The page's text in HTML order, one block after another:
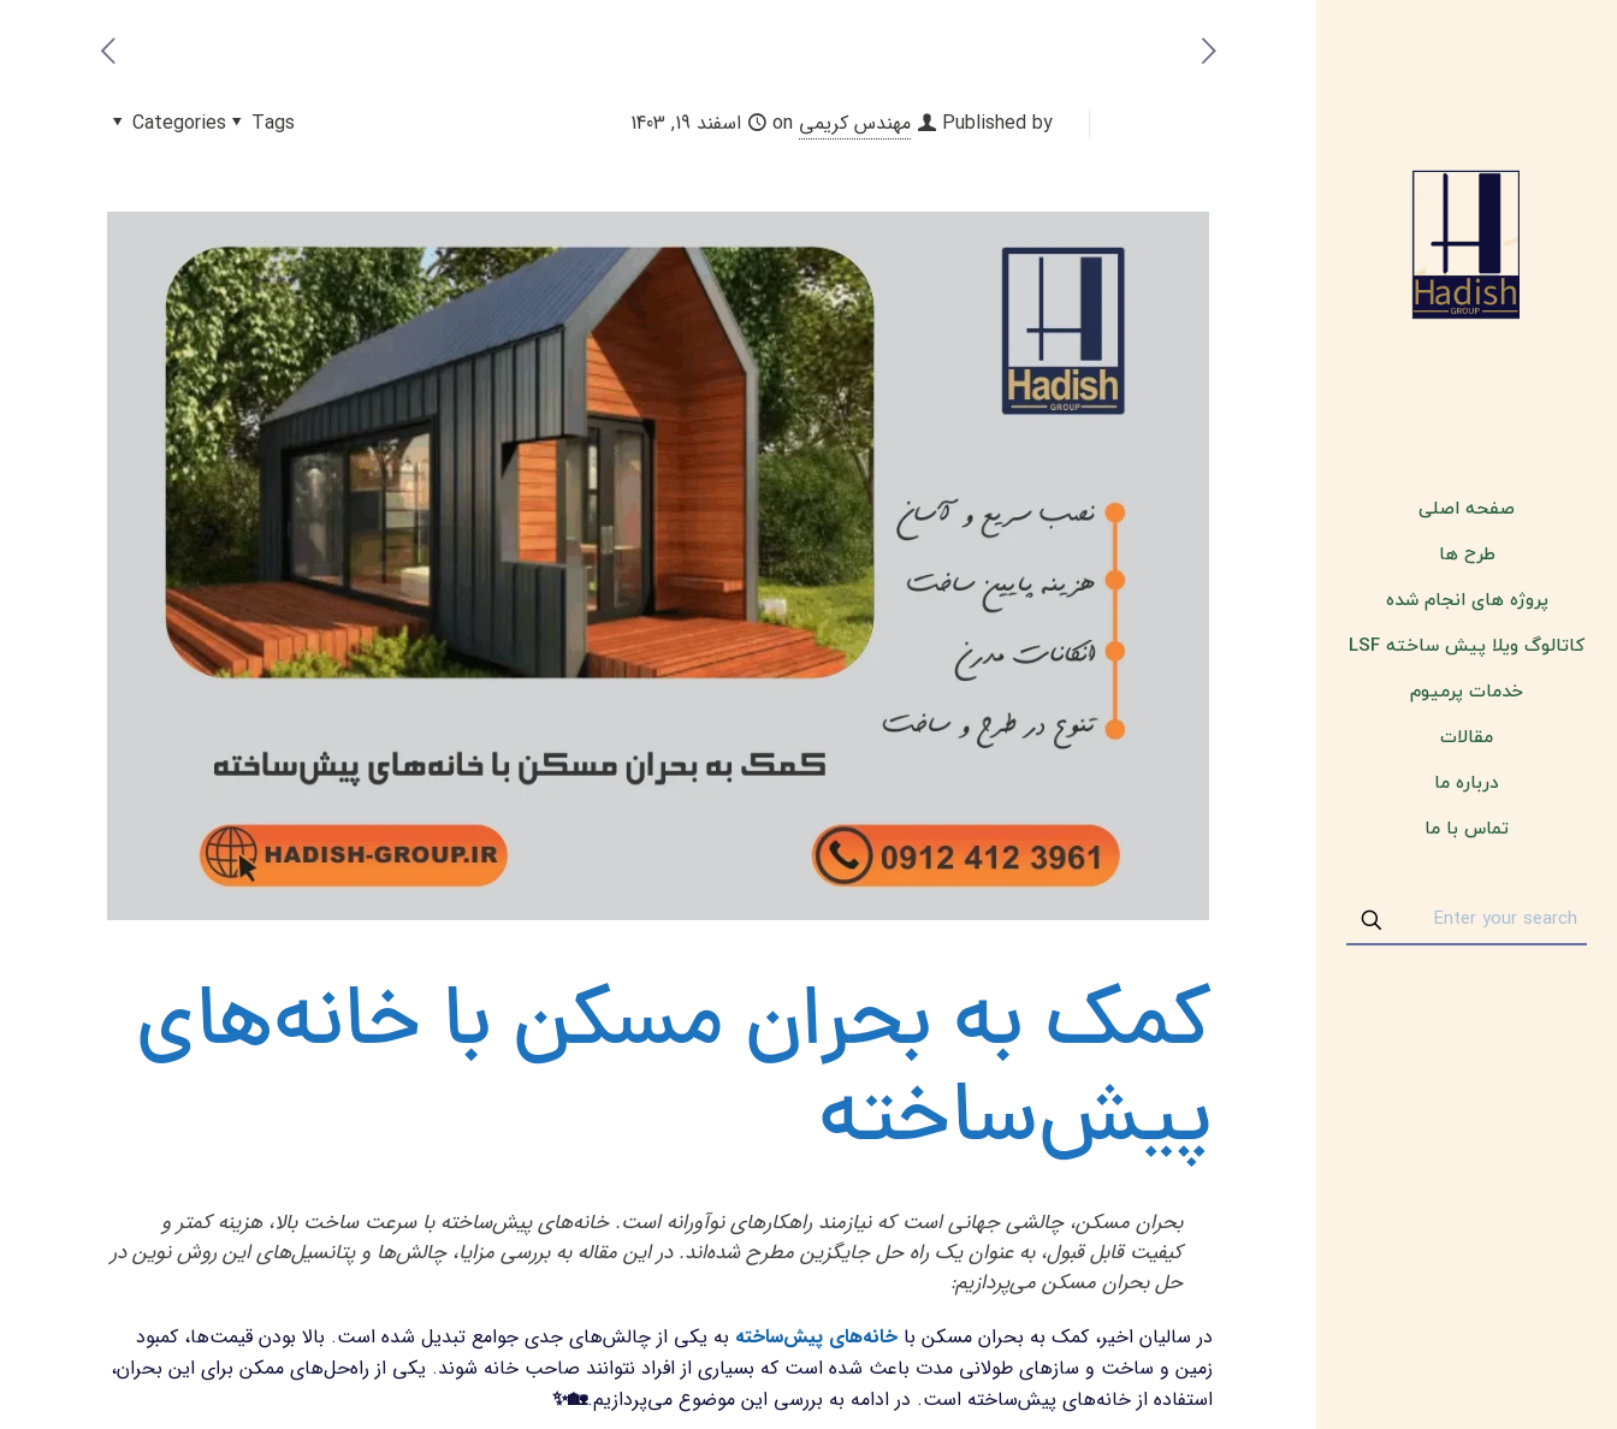
صفحه اصلی
طرح ها
پروژه های انجام شده
کاتالوگ ویلا پیش ساخته LSF
خدمات پرمیوم
مقالات
درباره ما
تماس با ما
Published by مهندس کریمی on اسفند 19, 1403 Categories Tags
کمک به بحران مسکن با خانه‌های
پیش‌ساخته
بحران مسکن، چالشی جهانی است که نیازمند راهکارهای نوآورانه است. خانه‌های پیش‌ساخته با سرعت ساخت بالا، هزینه کمتر و
کیفیت قابل قبول، به عنوان یک راه حل جایگزین مطرح شده‌اند. در این مقاله به بررسی مزایا، چالش‌ها و پتانسیل‌های این روش نوین در
حل بحران مسکن می‌پردازیم:
در سالیان اخیر، کمک به بحران مسکن باخانه‌های پیش‌ساخته به یکی از چالش‌های جدی جوامع تبدیل شده است. بالا بودن قیمت‌ها، کمبود
زمین و ساخت‌ و سازهای طولانی‌ مدت باعث شده است که بسیاری از افراد نتوانند صاحب خانه‌ شوند. یکی از راه‌حل‌های ممکن برای این بحران،
استفاده از خانه‌های پیش‌ساخته است. در ادامه به بررسی این موضوع می‌پردازیم.🏡✨